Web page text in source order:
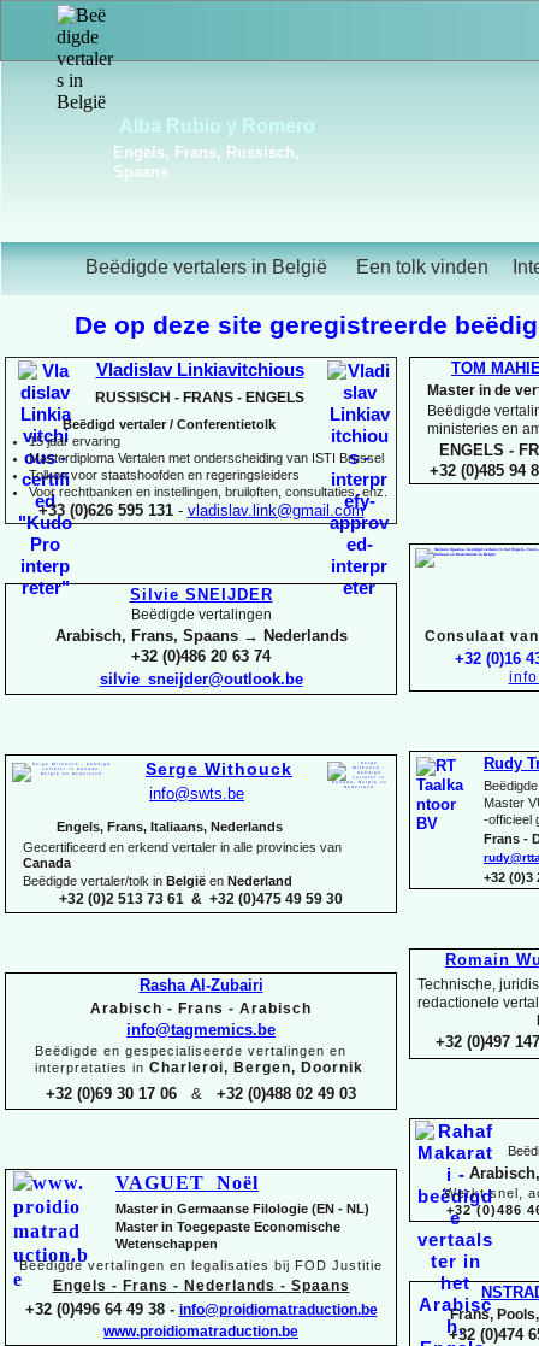
Beëdigde vertalers in België Een tolk vinden
Frédérique Christiaens
Engels, Frans, Portugees,
De op deze site geregistreerde
TOM
Master in de
Beëdigde
ministeries en
ENGELS -
+32 (0)485 94
Consulaat
+32 (0)16
Rudy
Master
-officieel
Frans -
+32
Romain
Technische,
redactionele
+32 (0)497
Werkt snel,
+32 (0)486
Frans,
+32 (0)474
Vladislav Linkiavitchious
RUSSISCH - FRANS - ENGELS
Beëdigd vertaler / Conferentietolk
15 jaar ervaring
Masterdiploma Vertalen met onderscheiding van ISTI Brussel
Tolken voor staatshoofden en regeringsleiders
Voor rechtbanken en instellingen, bruiloften, consultaties, enz.
+33 (0)626 595 131- vladislav.link@gmail.com
Silvie SNEIJDER
Beëdigde vertalingen
Arabisch, Frans, Spaans → Nederlands
+32 (0)486 20 63 74
silvie_sneijder@outlook.be
Serge Withouck
info@swts.be
Engels, Frans, Italiaans, Nederlands
Gecertificeerd en erkend vertaler in alle provincies van
Canada
Beëdigde vertaler/tolk in België en Nederland
+32 (0)2 513 73 61 & +32 (0)475 49 59 30
Rasha Al-Zubairi
Arabisch - Frans - Arabisch
info@tagmemics.be
Beëdigde en gespecialiseerde vertalingen en
interpretaties in Charleroi, Bergen, Doornik
+32 (0)69 30 17 06 & +32 (0)488 02 49 03
VAGUET Noël
Master in Germaanse Filologie (EN - NL)
Master in Toegepaste Economische
Wetenschappen
Beëdigde vertalingen en legalisaties bij FOD Justitie
Engels - Frans - Nederlands - Spaans
+32 (0)496 64 49 38 - info@proidiomatraduction.be
www.proidiomatraduction.be